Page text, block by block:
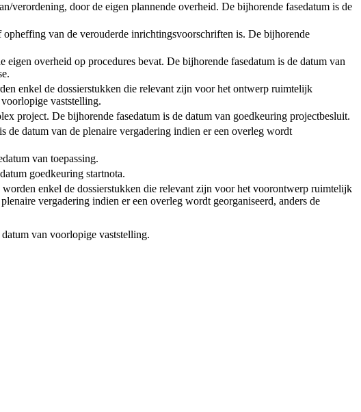
door de eigen plannende overheid. De bijhorende fasedatum is de
van de verouderde inrichtingsvoorschriften is. De bijhorende
overheid op procedures bevat. De bijhorende fasedatum is de datum van
enkel de dossierstukken die relevant zijn voor het ontwerp ruimtelijk
vaststelling.
project. De bijhorende fasedatum is de datum van goedkeuring projectbesluit.
datum van de plenaire vergadering indien er een overleg wordt
van toepassing.
goedkeuring startnota.
enkel de dossierstukken die relevant zijn voor het voorontwerp ruimtelijk
vergadering indien er een overleg wordt georganiseerd, anders de
van voorlopige vaststelling.